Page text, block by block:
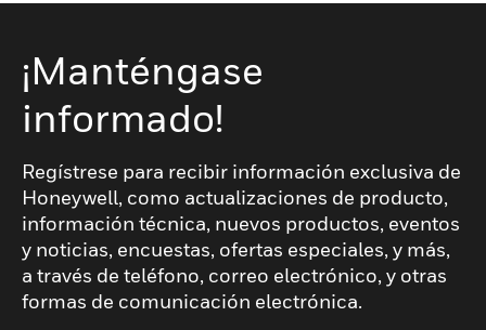
¡Manténgase
informado!
Regístrese para recibir información exclusiva de
Honeywell, como actualizaciones de producto,
información técnica, nuevos productos, eventos
y noticias, encuestas, ofertas especiales, y más,
a través de teléfono, correo electrónico, y otras
formas de comunicación electrónica.